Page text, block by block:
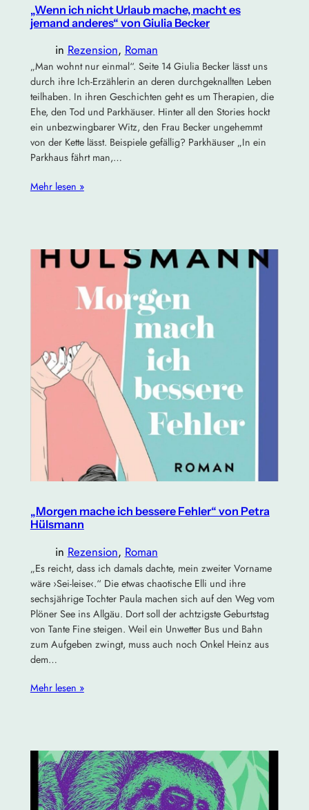
„Wenn ich nicht Urlaub mache, macht es
jemand anderes“ von Giulia Becker
in Rezension, Roman
„Man wohnt nur einmal“. Seite 14 Giulia Becker lässt uns
durch ihre Ich-Erzählerin an deren durchgeknallten Leben
teilhaben. In ihren Geschichten geht es um Therapien, die
Ehe, den Tod und Parkhäuser. Hinter all den Stories hockt
ein unbezwingbarer Witz, den Frau Becker ungehemmt
von der Kette lässt. Beispiele gefällig? Parkhäuser „In ein
Parkhaus fährt man,…
Mehr lesen »
„Morgen mache ich bessere Fehler“ von Petra
Hülsmann
in Rezension, Roman
„Es reicht, dass ich damals dachte, mein zweiter Vorname
wäre ›Sei-leise‹.“ Die etwas chaotische Elli und ihre
sechsjährige Tochter Paula machen sich auf den Weg vom
Plöner See ins Allgäu. Dort soll der achtzigste Geburtstag
von Tante Fine steigen. Weil ein Unwetter Bus und Bahn
zum Aufgeben zwingt, muss auch noch Onkel Heinz aus
dem…
Mehr lesen »